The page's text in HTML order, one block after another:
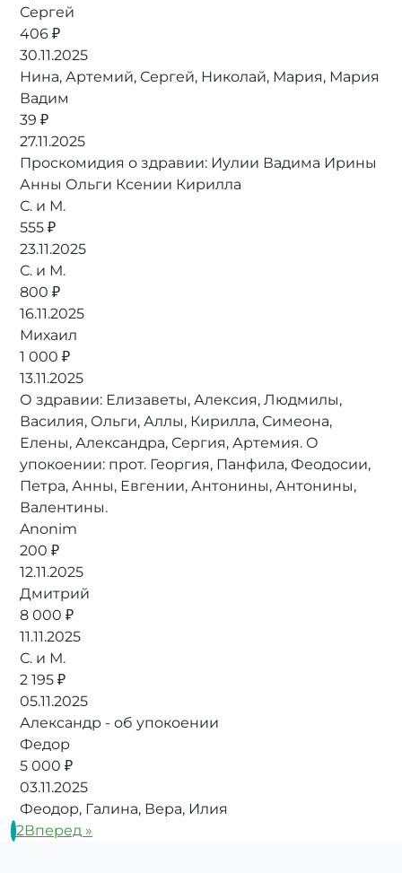
Сергей
406 ₽
30.11.2025
Нина, Артемий, Сергей, Николай, Мария, Мария
Вадим
39 ₽
27.11.2025
Проскомидия о здравии: Иулии Вадима Ирины
Анны Ольги Ксении Кирилла
С. и М.
555 ₽
23.11.2025
С. и М.
800 ₽
16.11.2025
Михаил
1 000 ₽
13.11.2025
О здравии: Елизаветы, Алексия, Людмилы,
Василия, Ольги, Аллы, Кирилла, Симеона,
Елены, Александра, Сергия, Артемия. О
упокоении: прот. Георгия, Панфила, Феодосии,
Петра, Анны, Евгении, Антонины, Антонины,
Валентины.
Anonim
200 ₽
12.11.2025
Дмитрий
8 000 ₽
11.11.2025
С. и М.
2 195 ₽
05.11.2025
Александр - об упокоении
Федор
5 000 ₽
03.11.2025
Феодор, Галина, Вера, Илия
12Вперед »